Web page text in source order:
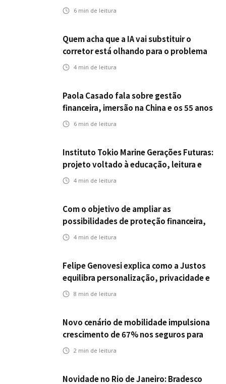
seguros ampliar cobertura e prevenção
6 min de leitura
Quem acha que a IA vai substituir o
corretor está olhando para o problema
errado
4 min de leitura
Paola Casado fala sobre gestão
financeira, imersão na China e os 55 anos
da ENS
6 min de leitura
Instituto Tokio Marine Gerações Futuras:
projeto voltado à educação, leitura e
empregabilidade
4 min de leitura
Com o objetivo de ampliar as
possibilidades de proteção financeira,
Icatu Seguros eleva capital segurado
4 min de leitura
Felipe Genovesi explica como a Justos
equilibra personalização, privacidade e
tecnologia
8 min de leitura
Novo cenário de mobilidade impulsiona
crescimento de 67% nos seguros para
veículos elétricos da Bradesco Seguros
2 min de leitura
Novidade no Rio de Janeiro: Bradesco